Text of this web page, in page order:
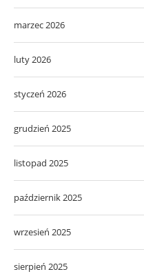
marzec 2026
luty 2026
styczeń 2026
grudzień 2025
listopad 2025
październik 2025
wrzesień 2025
sierpień 2025